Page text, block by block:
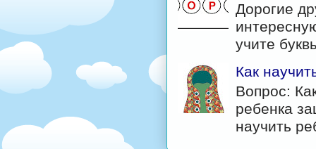
Дорогие
учите
Как
Вопрос:
ребенка
научить